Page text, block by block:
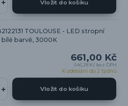
Vložit do košíku
TOULOUSE - LED stropní
barvě, 3000K
661,00 Kč
546,28 Kč bez DPH
K odeslání do 2 týdnů
Vložit do košíku